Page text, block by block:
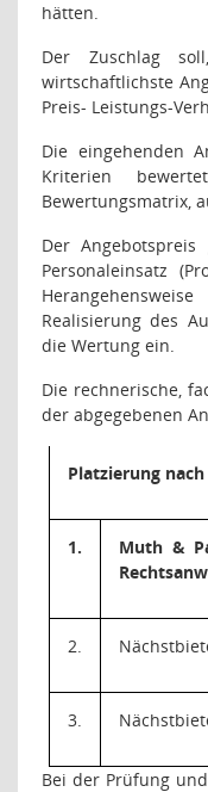
hätten.
Der Zuschlag
wirtschaftlichste
Preis- Leistungs-
Die eingehenden
Kriterien
Bewertungsmatrix,
Der
Personaleinsatz
Realisierung des
die Wertung ein.
Die rechnerische,
der abgegebenen
Platzierung
1.
Muth &
2.
3.
Bei der Prüfung